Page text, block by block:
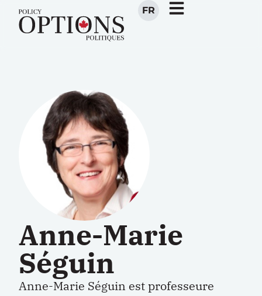
FR
Anne-Marie
Séguin
Anne-Marie Séguin est professeure